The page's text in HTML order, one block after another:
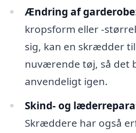
Ændring af
kropsform eller -
sig, kan en skrædder
nuværende tøj, så det
anvendeligt igen.
Skind- og
Skræddere har også